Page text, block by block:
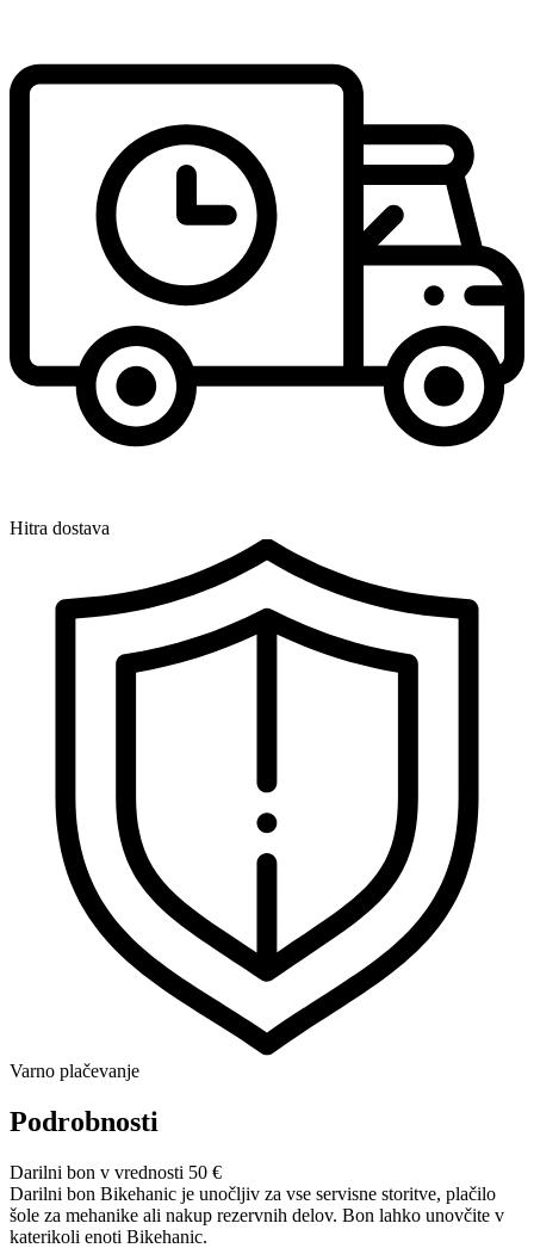
Hitra dostava
Varno plačevanje
Podrobnosti
Darilni bon v vrednosti 50 €
Darilni bon Bikehanic je unočljiv za vse servisne storitve, plačilo
šole za mehanike ali nakup rezervnih delov. Bon lahko unovčite v
katerikoli enoti Bikehanic.